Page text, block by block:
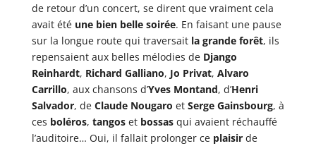
de retour d’un concert, se dirent que vraiment cela
avait été une bien belle soirée. En faisant une pause
sur la longue route qui traversait la grande forêt, ils
repensaient aux belles mélodies de Django
Reinhardt, Richard Galliano, Jo Privat, Alvaro
Carrillo, aux chansons d’Yves Montand, d’Henri
Salvador, de Claude Nougaro et Serge Gainsbourg, à
ces boléros, tangoset bossasqui avaient réchauffé
l’auditoire… Oui, il fallait prolonger ce plaisirde